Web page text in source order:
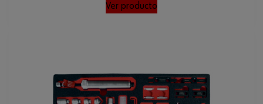
Ver producto